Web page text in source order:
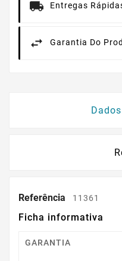
Entregas
Garantia Do
Referência 11361
Ficha informativa
GARANTIA